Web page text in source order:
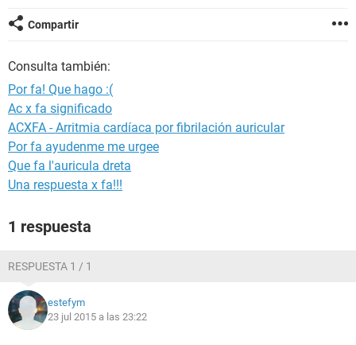
Compartir
Consulta también:
Por fa! Que hago :(
Ac x fa significado
ACXFA - Arritmia cardíaca por fibrilación auricular
Por fa ayudenme me urgee
Que fa l'auricula dreta
Una respuesta x fa!!!
1 respuesta
RESPUESTA 1 / 1
estefym
23 jul 2015 a las 23:22